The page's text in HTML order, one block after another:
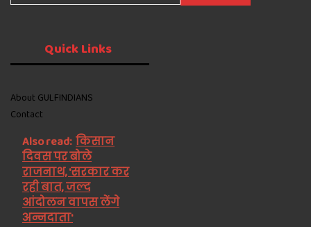
QuickLinks
About GULFINDIANS
Contact
Also read: किसान
दिवस पर बोले
राजनाथ, 'सरकार कर
रही बात, जल्द
आंदोलन वापस लेंगे
अन्नदाता'